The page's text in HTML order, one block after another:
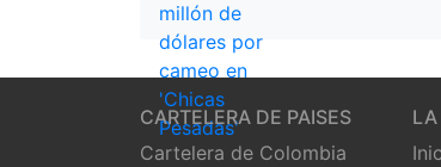
CARTELERA DE PAISES
Cartelera de Colombia
LA